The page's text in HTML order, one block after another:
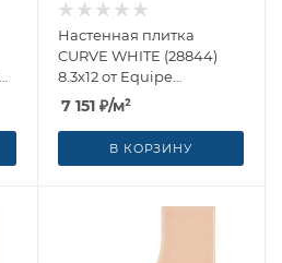
Настенная плитка
CURVE WHITE (28844)
8.3x12 от Equipe
Ceramicas (Испания)
7 151 ₽/м²
В КОРЗИНУ